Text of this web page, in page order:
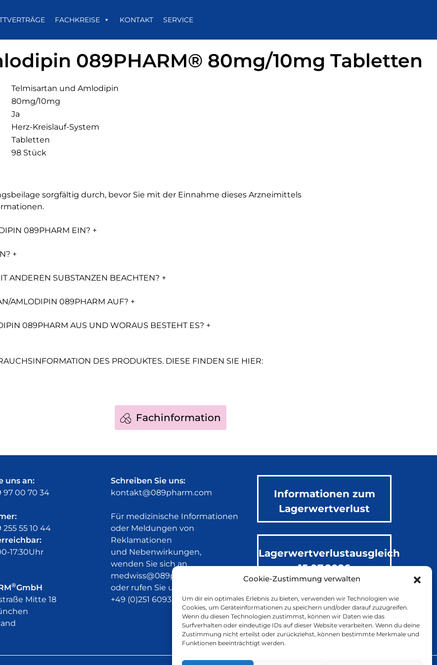
Cookie-Zustimmung verwalten
Um dir ein optimales Erlebnis zu bieten, verwenden wir Technologien wie
Cookies, um Geräteinformationen zu speichern und/oder darauf zuzugreifen.
Wenn du diesen Technologien zustimmst, können wir Daten wie das
Surfverhalten oder eindeutige IDs auf dieser Website verarbeiten. Wenn du deine
Zustimmung nicht erteilst oder zurückziehst, können bestimmte Merkmale und
Funktionen beeinträchtigt werden.
FACHKREISE KONTAKT SERVICE
089PHARM® 80mg/10mg Tabletten
Telmisartan und Amlodipin
80mg/10mg
Ja
Herz-Kreislauf-System
Tabletten
98 Stück
sorgfältig durch, bevor Sie mit der Einnahme dieses Arzneimittels
089PHARM EIN? +
+
ANDEREN SUBSTANZEN BEACHTEN? +
AMLODIPIN 089PHARM AUF? +
089PHARM AUS UND WORAUS BESTEHT ES? +
DES PRODUKTES. DIESE FINDEN SIE HIER:
Fachinformation
uns an:
97 00 70 34
255 55 10 44
17:30Uhr
®GmbH
Mitte 18
Schreiben Sie uns:
kontakt@089pharm.com
Für medizinische Informationen
oder Meldungen von
Reklamationen
und Nebenwirkungen,
wenden Sie sich an
medwiss@089pharm.com
oder rufen Sie uns unter
+49 (0)251 60935 600 an.
Informationen zum
Lagerwertverlust
Lagerwertverlustausgleich
15.07.2026